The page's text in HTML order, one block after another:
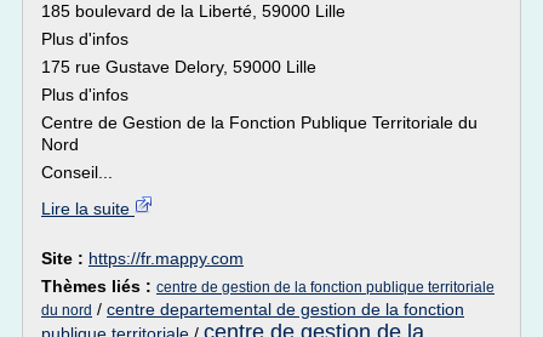
185 boulevard de la Liberté, 59000 Lille
Plus d'infos
175 rue Gustave Delory, 59000 Lille
Plus d'infos
Centre de Gestion de la Fonction Publique Territoriale du
Nord
Conseil...
Lire la suite
Site : https://fr.mappy.com
Thèmes liés : centre de gestion de la fonction publique territoriale
du nord / centre departemental de gestion de la fonction
centre de gestion de la